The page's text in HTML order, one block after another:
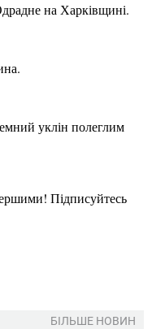
на Харківщині.
уклін полеглим
Підписуйтесь
БІЛЬШЕ НОВИН